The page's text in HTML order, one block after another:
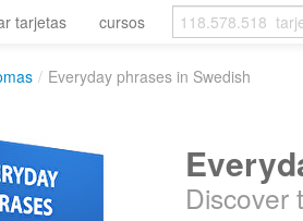
tarjetas cursos
/ Everyday phrases in Swedish
Discover